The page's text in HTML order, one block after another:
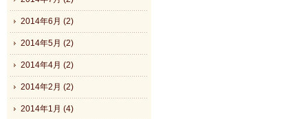
2014年6月 (2)
2014年5月 (2)
2014年4月 (2)
2014年2月 (2)
2014年1月 (4)